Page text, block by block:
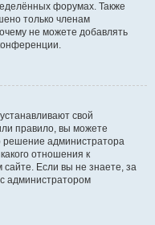
форумах. Также
только членам
не можете добавлять
свой
правило, вы можете
решение администратора
отношения к
Если вы не знаете, за
администратором